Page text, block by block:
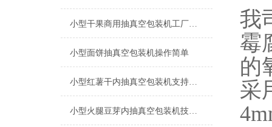
小型干果商用抽真空包装机工厂生产
小型面饼抽真空包装机操作简单
小型红薯干内抽真空包装机支持定制
小型火腿豆芽内抽真空包装机技术参数
我
霉
的
采